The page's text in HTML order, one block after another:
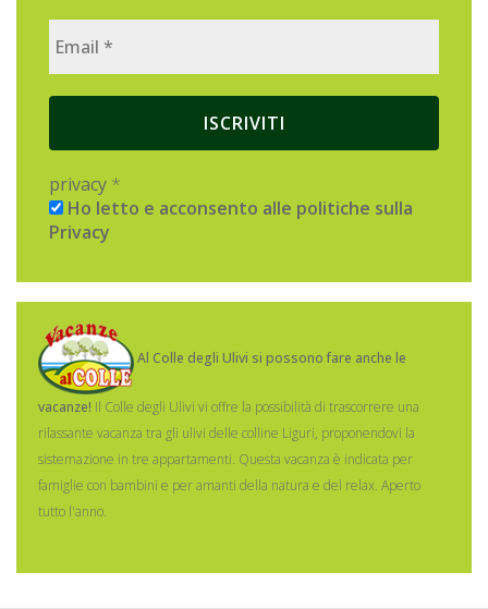
privacy *
Ho letto e acconsento alle politiche sulla
Privacy
Al Colle degli Ulivi si possono fare anche le
vacanze! Il Colle degli Ulivi vi offre la possibilità di trascorrere una
rilassante vacanza tra gli ulivi delle colline Liguri, proponendovi la
sistemazione in tre appartamenti. Questa vacanza è indicata per
famiglie con bambini e per amanti della natura e del relax. Aperto
tutto l'anno.